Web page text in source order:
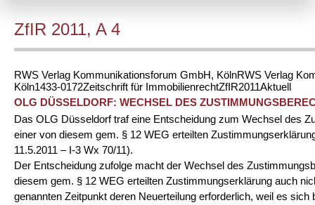
ZfIR 2011, A 4
RWS Verlag Kommunikationsforum GmbH, KölnRWS Verlag
Köln1433-0172Zeitschrift für ImmobilienrechtZfIR2011Aktuell
OLG DÜSSELDORF: WECHSEL DES
Das OLG Düsseldorf traf eine Entscheidung zum Wechsel des
einer von diesem gem. § 12 WEG erteilten
11.5.2011 – I-3 Wx 70/11).
Der Entscheidung zufolge macht der Wechsel des
diesem gem. § 12 WEG erteilten Zustimmungserklärung auch
genannten Zeitpunkt deren Neuerteilung erforderlich, weil es sich